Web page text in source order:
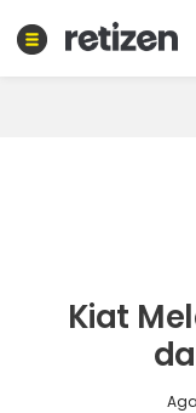
Kiat
Sejarah